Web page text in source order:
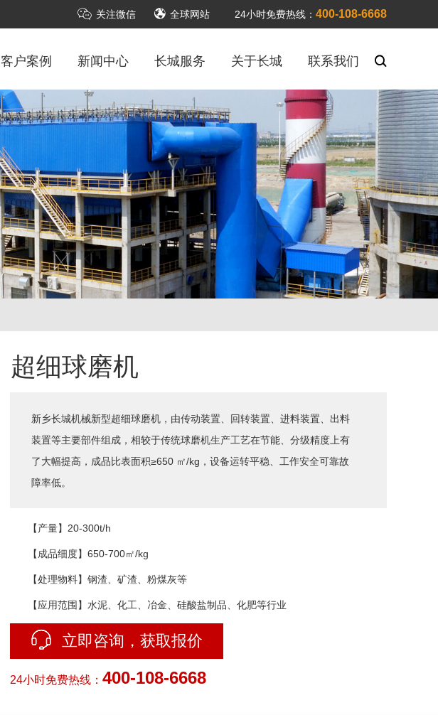
关注微信 全球网站 24小时免费热线： 400-108-6668
客户案例 新闻中心 长城服务 关于长城 联系我们
超细球磨机
新乡长城机械新型超细球磨机，由传动装置、回转装置、进料装置、出料
装置等主要部件组成，相较于传统球磨机生产工艺在节能、分级精度上有
了大幅提高，成品比表面积≥650 ㎡/kg，设备运转平稳、工作安全可靠故
障率低。
【产量】20-300t/h
【成品细度】650-700㎡/kg
【处理物料】钢渣、矿渣、粉煤灰等
【应用范围】水泥、化工、冶金、硅酸盐制品、化肥等行业
立即咨询，获取报价
24小时免费热线： 400-108-6668